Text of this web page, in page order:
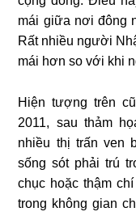
mái giữa nơi đông
Rất nhiều người
mái hơn so với khi
Hiện tượng trên
2011, sau thảm
nhiều thị trấn ven
sống sót phải trú
chục hoặc thậm
trong không gian